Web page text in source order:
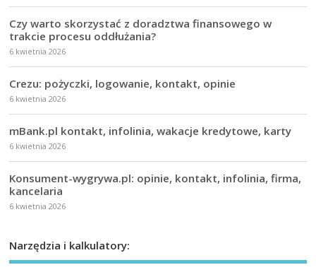
Czy warto skorzystać z doradztwa finansowego w
trakcie procesu oddłużania?
6 kwietnia 2026
Crezu: pożyczki, logowanie, kontakt, opinie
6 kwietnia 2026
mBank.pl kontakt, infolinia, wakacje kredytowe, karty
6 kwietnia 2026
Konsument-wygrywa.pl: opinie, kontakt, infolinia, firma,
kancelaria
6 kwietnia 2026
Narzędzia i kalkulatory: